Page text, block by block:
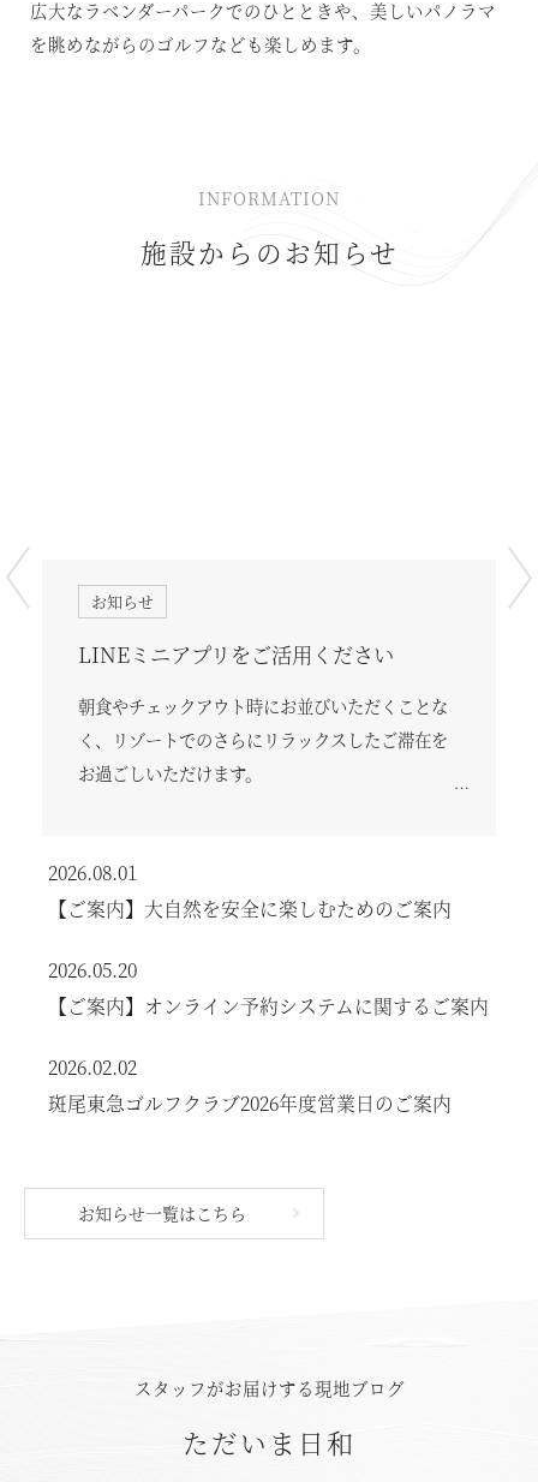
広大なラベンダーパークでのひとときや、美しいパノラマ
を眺めながらのゴルフなども楽しめます。
INFORMATION
施設からのお知らせ
参加費無料！妖怪ARラリー【タングラム
お知らせ
LINEミニアプリをご活用ください
朝食やチェックアウト時にお並びいただくことな
く、リゾートでのさらにリラックスしたご滞在を
お過ごしいただけます。
2026.08.01
【ご案内】大自然を安全に楽しむためのご案内
2026.05.20
【ご案内】オンライン予約システムに関するご案内
2026.02.02
斑尾東急ゴルフクラブ2026年度営業日のご案内
お知らせ一覧はこちら
スタッフがお届けする現地ブログ
ただいま日和